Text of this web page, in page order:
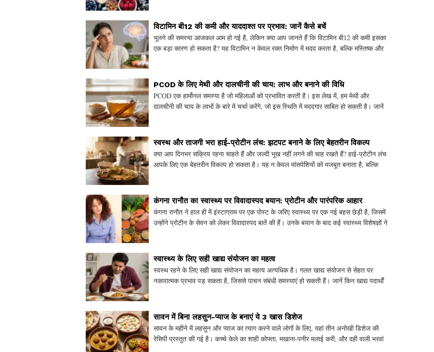
विटामिन बी12 की कमी और याददाश्त पर प्रभाव: जानें कैसे बचें
भूलने की समस्या आजकल आम हो गई है, लेकिन क्या आप जानते हैं कि विटामिन बी12 की कमी इसका
एक बड़ा कारण हो सकता है? यह विटामिन न केवल रक्त निर्माण में मदद करता है, बल्कि मस्तिष्क और
PCOD के लिए मेथी और दालचीनी की चाय: लाभ और बनाने की विधि
PCOD एक हार्मोनल समस्या है जो महिलाओं को प्रभावित करती है। इस लेख में, हम मेथी और
दालचीनी की चाय के लाभों के बारे में चर्चा करेंगे, जो इस स्थिति में मददगार साबित हो सकती है। जानें
स्वस्थ और ताजगी भरा हाई-प्रोटीन लंच: झटपट बनाने के लिए बेहतरीन विकल्प
क्या आप दिनभर सक्रिय रहना चाहते हैं और जल्दी भूख नहीं लगने की चाह रखते हैं? हाई-प्रोटीन लंच
आपके लिए एक बेहतरीन विकल्प हो सकता है। यह न केवल मांसपेशियों को मजबूत बनाता है, बल्कि
कंगना रानौत का स्वास्थ्य पर विवादास्पद बयान: प्रोटीन और पारंपरिक आहार
कंगना रानौत ने हाल ही में इंस्टाग्राम पर एक पोस्ट के जरिए स्वास्थ्य पर एक नई बहस छेड़ी है, जिसमें
उन्होंने प्रोटीन के सेवन को लेकर विवादास्पद बातें की हैं। उनके बयान के बाद कई स्वास्थ्य विशेषज्ञों ने
स्वास्थ्य के लिए सही खाद्य संयोजन का महत्व
स्वस्थ रहने के लिए सही खाद्य संयोजन का महत्व अत्यधिक है। गलत खाद्य संयोजन से सेहत पर
नकारात्मक प्रभाव पड़ सकता है, जिससे पाचन संबंधी समस्याएं हो सकती हैं। जानें किन खाद्य पदार्थों
सावन में बिना लहसुन-प्याज के बनाएं ये 3 खास डिशेज
सावन के महीने में लहसुन और प्याज का त्याग करने वाले लोगों के लिए, यहां तीन अनोखी डिशेज की
रेसिपी प्रस्तुत की गई है। कच्चे केले का शाही कोफ्ता, मखाना-पनीर मलाई करी, और दही वाली भरवां